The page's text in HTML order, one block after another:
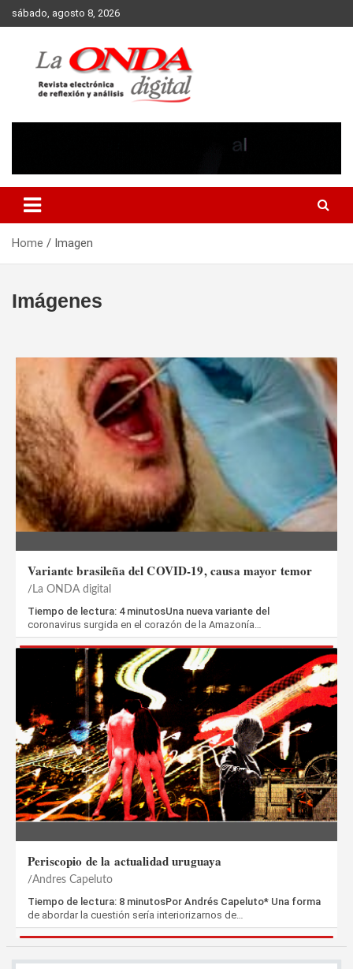
Skip
to
sábado, agosto 8, 2026
Home Imagen
Imágenes
Variante brasileña del COVID-19, causa mayor temor
La ONDA digital
Tiempo de lectura: 4 minutosUna nueva variante del
coronavirus surgida en el corazón de la Amazonía…
Periscopio de la actualidad uruguaya
Andres Capeluto
Tiempo de lectura: 8 minutosPor Andrés Capeluto* Una forma
de abordar la cuestión sería interiorizarnos de…